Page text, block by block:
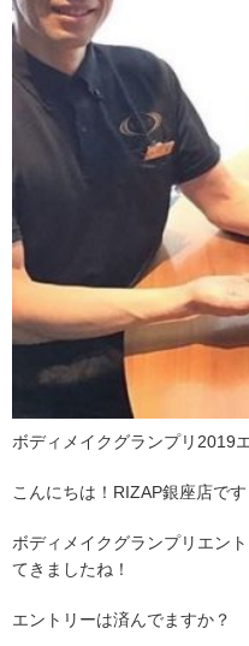
ボディメイクグランプリ2019
こんにちは！RIZAP銀座店です
ボディメイクグランプリエン
てきましたね！
エントリーは済んでますか？